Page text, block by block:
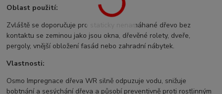
Oblast použití:
Zvláště se doporučuje pro staticky nenamáhané dřevo bez
kontaktu se zeminou jako jsou okna, dřevěné rolety, dveře,
pergoly, vnější obložení fasád nebo zahradní nábytek.
Vlastnosti:
Osmo Impregnace dřeva WR silně odpuzuje vodu, snižuje
bobtnání a sesýchání dřeva a působí preventivně proti rostlinným